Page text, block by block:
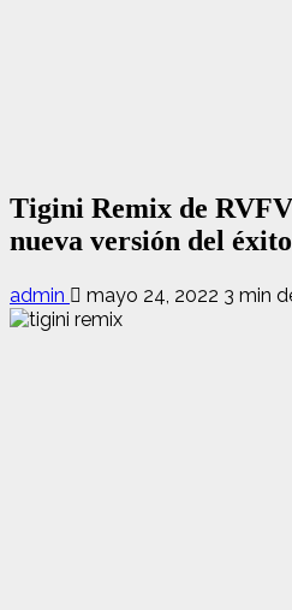
Tigini Remix de
nueva versión del éxito
admin mayo 24, 2022 3 min